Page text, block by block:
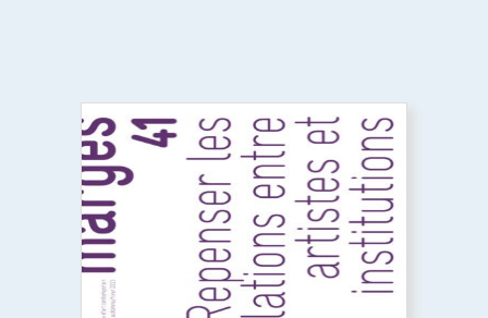
Repenser les relations entre artistes et
institutions
Ce numéro explore les relations entre artistes et
institutions, en analysant les tensions entre